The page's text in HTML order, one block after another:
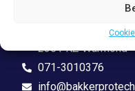
2361 KZ Warmond
071-3010376